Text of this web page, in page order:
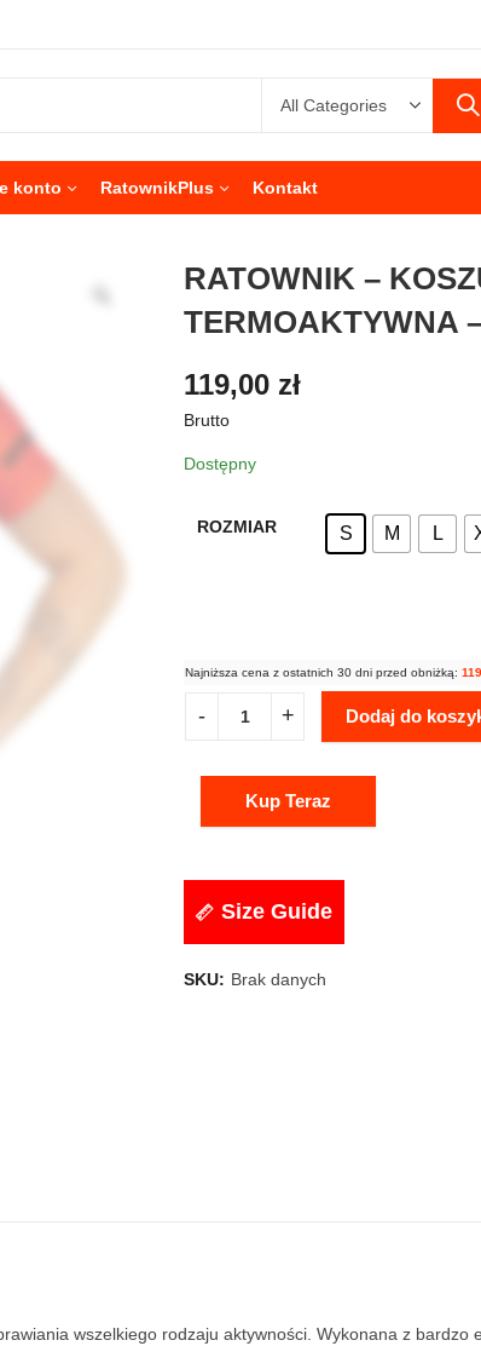
konto RatownikPlus Kontakt
RATOWNIK –
TERMOAKTYWNA
119,00 zł
Brutto
Dostępny
ROZMIAR S M L
Najniższa cena z ostatnich 30 dni przed obniżką:
Dodaj do
Kup Teraz
Size Guide
SKU: Brak danych
wszelkiego rodzaju aktywności. Wykonana z bardzo